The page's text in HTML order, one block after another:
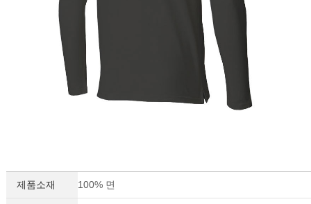
이코 라이프 하
제품소재 100% 면